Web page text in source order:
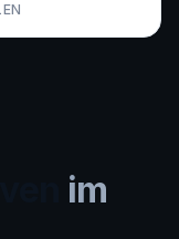
im